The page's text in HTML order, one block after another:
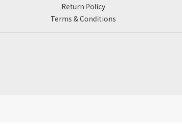
Return Policy
Terms & Conditions